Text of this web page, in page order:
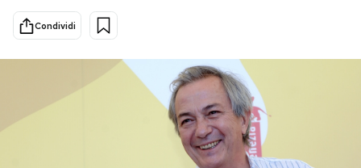
Politica
Tecnologia
Scienza
Ok Boomer!
Media
Europa
Altrecose
Mondiali calcio 2026
Condividi